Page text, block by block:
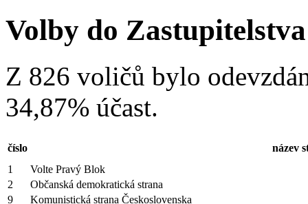
Volby do
Z 826 voličů bylo
34,87% účast.
číslo
název
1
Volte Pravý Blok
2
Občanská demokratická strana
9
Komunistická strana Československa